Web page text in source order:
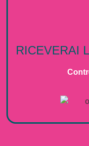
RICEVERAI